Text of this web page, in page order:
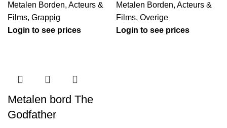
Metalen Borden, Acteurs &
Films, Grappig
Login to see prices
Metalen Borden, Acteurs &
Films, Overige
Login to see prices
Metalen bord The
Godfather